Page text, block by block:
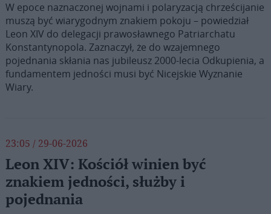
W epoce naznaczonej wojnami i polaryzacją chrześcijanie
muszą być wiarygodnym znakiem pokoju – powiedział
Leon XIV do delegacji prawosławnego Patriarchatu
Konstantynopola. Zaznaczył, że do wzajemnego
pojednania skłania nas jubileusz 2000-lecia Odkupienia, a
fundamentem jedności musi być Nicejskie Wyznanie
Wiary.
23:05 / 29-06-2026
Leon XIV: Kościół winien być
znakiem jedności, służby i
pojednania